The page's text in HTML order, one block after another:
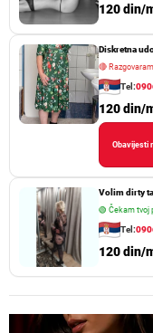
120 din/
Diskretna
🔴
Tel:
120 din/
Obavijesti
Volim dirty
🟢 Čekam tvoj
Tel:
120 din/